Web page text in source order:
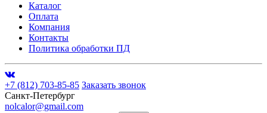
Каталог
Оплата
Компания
Контакты
Политика обработки ПД
+7 (812) 703-85-85 Заказать звонок
Санкт-Петербург
nolcalor@gmail.com